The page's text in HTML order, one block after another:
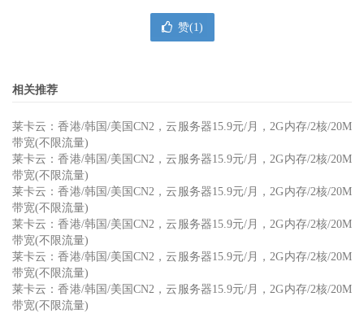
赞(1)
相关推荐
莱卡云：香港/韩国/美国CN2，云服务器15.9元/月，2G内存/2核/20M
带宽(不限流量)
莱卡云：香港/韩国/美国CN2，云服务器15.9元/月，2G内存/2核/20M
带宽(不限流量)
莱卡云：香港/韩国/美国CN2，云服务器15.9元/月，2G内存/2核/20M
带宽(不限流量)
莱卡云：香港/韩国/美国CN2，云服务器15.9元/月，2G内存/2核/20M
带宽(不限流量)
莱卡云：香港/韩国/美国CN2，云服务器15.9元/月，2G内存/2核/20M
带宽(不限流量)
莱卡云：香港/韩国/美国CN2，云服务器15.9元/月，2G内存/2核/20M
带宽(不限流量)